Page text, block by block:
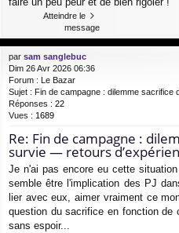
Atteindre le
message
par sam sanglebuc
Dim 26 Avr 2026 06:36
Forum : Le Bazar
Sujet : Fin de campagne : dilemme
Réponses : 22
Vues : 1689
Re: Fin de campagne :
survie — retours
Je n'ai pas encore eu cette
semble être l'implication des PJ
lier avec eux, aimer vraiment ce
question du sacrifice en fonction
sans espoir...